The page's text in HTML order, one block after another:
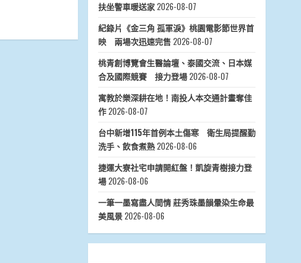
扶坐警車暖送家 2026-08-07
紀錄片《金三角 孤軍淚》桃園電影節世界首
映 兩場次迅速完售 2026-08-07
桃青創博覽會生醫論壇、泰國交流、日本媒
合及國際競賽 接力登場 2026-08-07
寓教於樂深耕在地！南投人本交通計畫奪佳
作 2026-08-07
台中新增115年首例本土傷寒 衛生局提醒勤
洗手、飲食煮熟 2026-08-06
捷運大寮社宅申請開紅盤！凱旋青樹接力登
場 2026-08-06
一筆一墨寫盡人間情 莊秀珠墨韻暈染生命最
美風景 2026-08-06